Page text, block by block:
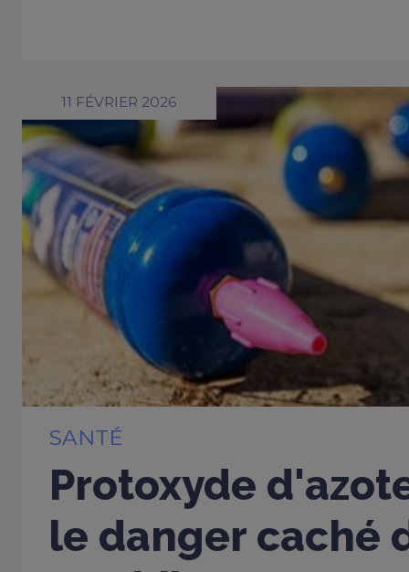
11 FÉVRIER 2026
SANTÉ
Protoxyde
le danger caché